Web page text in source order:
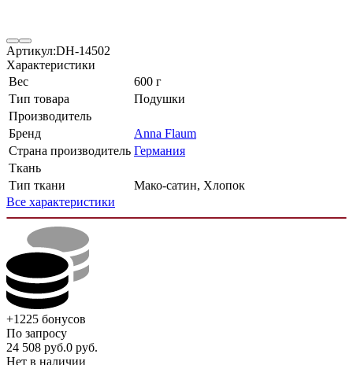
Артикул:DH-14502
Характеристики
Вес
600 г
Тип товара
Подушки
Производитель
Бренд
Anna Flaum
Страна производитель Германия
Ткань
Тип ткани
Мако-сатин, Хлопок
Все характеристики
+1225 бонусов
По запросу
24 508 руб.0 руб.
Нет в наличии